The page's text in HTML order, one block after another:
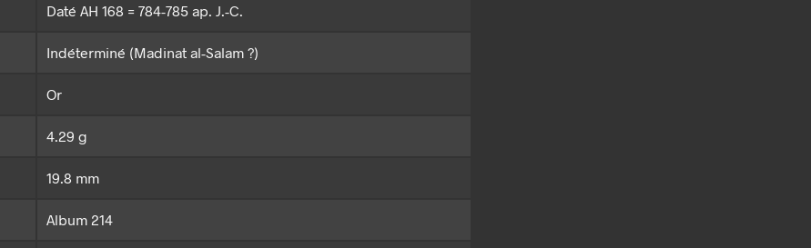
Daté AH 168 = 784-785 ap. J.-C.
Indéterminé (Madinat al-Salam ?)
Or
4.29 g
19.8 mm
Album 214